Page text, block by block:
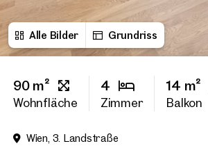
Alle Bilder Grundriss
90 m²
Wohnfläche
4
Zimmer
14 m²
Balkon
Wien, 3. Landstraße
E-